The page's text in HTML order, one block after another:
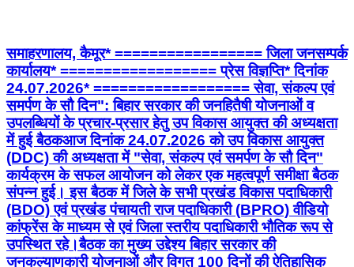
समाहरणालय, कैमूर* ================= जिला जनसम्पर्क
कार्यालय* ================== प्रेस विज्ञप्ति* दिनांक
24.07.2026* ================== सेवा, संकल्प एवं
समर्पण के सौ दिन": बिहार सरकार की जनहितैषी योजनाओं व
उपलब्धियों के प्रचार-प्रसार हेतु उप विकास आयुक्त की अध्यक्षता
में हुई बैठक ​आज दिनांक 24.07.2026 को उप विकास आयुक्त
(DDC) की अध्यक्षता में "सेवा, संकल्प एवं समर्पण के सौ दिन"
कार्यक्रम के सफल आयोजन को लेकर एक महत्वपूर्ण समीक्षा बैठक
संपन्न हुई। इस बैठक में जिले के सभी प्रखंड विकास पदाधिकारी
(BDO) एवं प्रखंड पंचायती राज पदाधिकारी (BPRO) वीडियो
कांफ्रेंस के माध्यम से एवं जिला स्तरीय पदाधिकारी भौतिक रूप से
उपस्थित रहे। ​बैठक का मुख्य उद्देश्य बिहार सरकार की
जनकल्याणकारी योजनाओं और विगत 100 दिनों की ऐतिहासिक